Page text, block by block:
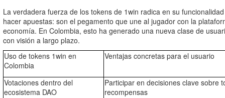
La verdadera fuerza de los tokens de 1win radica en su
hacer apuestas: son el pegamento que une al jugador con la
economía. En Colombia, esto ha generado una nueva clase de
con visión a largo plazo.
Uso de tokens 1win en
Colombia
Ventajas concretas para el usuario
Votaciones dentro del
ecosistema DAO
Participar en decisiones clave sobre
recompensas